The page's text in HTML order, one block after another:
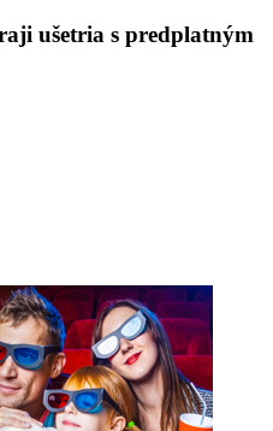
ušetria s predplatným